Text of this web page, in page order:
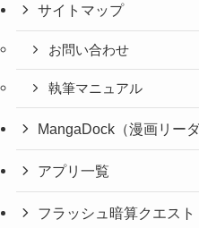
サイトマップ
お問い合わせ
執筆マニュアル
MangaDock（漫画リーダ
アプリ一覧
フラッシュ暗算クエスト